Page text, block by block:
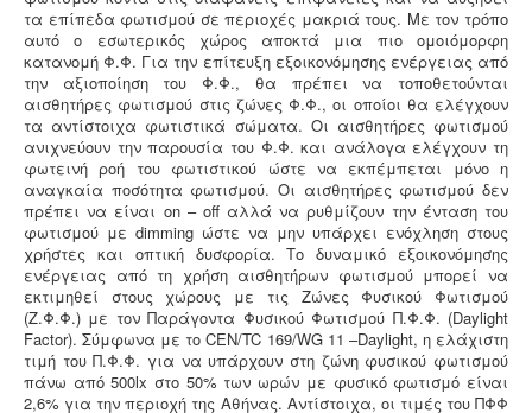
Μελέτη - άδεια διάθεσης υγρών αποβλήτων - Για
όλες τις επιχειρήσεις του νομού Θεσσαλονίκης η ΕΥΑΘ
ζητάει υγειονολογική μελέτη (πτυχιούχου μελετητή)
παραγωγής / επεξεργασίας / διάθεσης υγρών
αποβλήτων, προκειμένου να εκδώσει την άδεια
διάθεσης - σύνδεσης με το δίκτυο αποχέτευσης (ειδικός
κανονισμός αποχέτευσης ΦΕΚ 1793Β-2018)..